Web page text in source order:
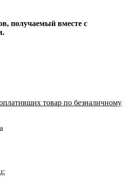
получаемый вместе с
товар по безналичному